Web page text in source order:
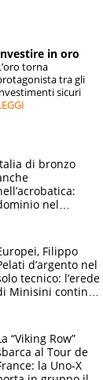
in oro
torna
tra gli
sicuri
di bronzo
nel
compagniFilippo
d’argento nel
tecnico: l’erede
Minisini continua
“Viking Row”
al Tour de
la Uno-X